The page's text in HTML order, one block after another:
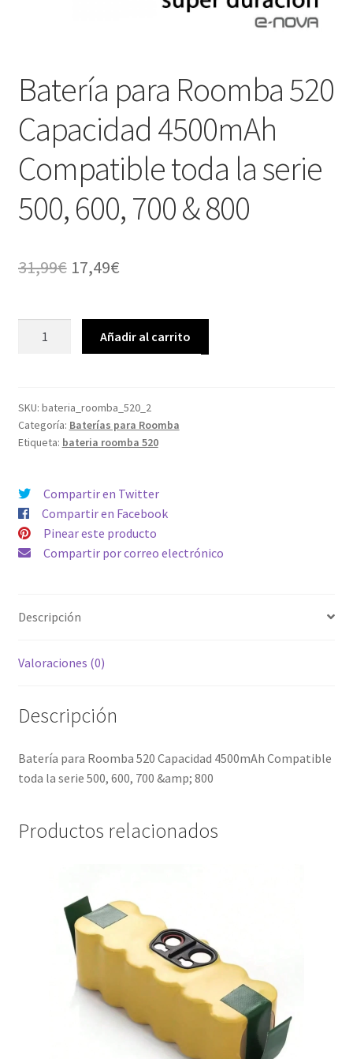
Batería para Roomba 520
Capacidad 4500mAh
Compatible toda la serie
500, 600, 700 & 800
31,99€ El
original
era:
17,49€El
actual
es:
Capacidad
4500mAh
Compatible
la
serie
500,
600,
cantidad
Añadir al carrito
SKU: bateria_roomba_520_2
Categoría: Baterías para Roomba
Etiqueta: bateria roomba 520
Compartir en Twitter
Compartir en Facebook
Pinear este producto
Compartir por correo electrónico
Descripción
Valoraciones (0)
Descripción
Batería para Roomba 520 Capacidad 4500mAh Compatible
toda la serie 500, 600, 700 &amp; 800
Productos relacionados